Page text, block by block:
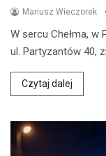
Mariusz Wieczorek
W sercu Chełma, w
ul. Partyzantów 40,
Czytaj dalej